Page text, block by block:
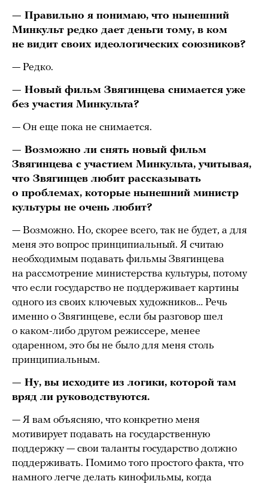
— Правильно я понимаю, что нынешний
Минкульт редко дает деньги тому, в ком
не видит своих идеологических союзников?
— Редко.
— Новый фильм Звягинцева снимается уже
без участия Минкульта?
— Он еще пока не снимается.
— Возможно ли снять новый фильм
Звягинцева с участием Минкульта, учитывая,
что Звягинцев любит рассказывать
о проблемах, которые нынешний министр
культуры не очень любит?
— Возможно. Но, скорее всего, так не будет, а для
меня это вопрос принципиальный. Я считаю
необходимым подавать фильмы Звягинцева
на рассмотрение министерства культуры, потому
что если государство не поддерживает картины
одного из своих ключевых художников… Речь
именно о Звягинцеве, если бы разговор шел
о каком-либо другом режиссере, менее
одаренном, это бы не было для меня столь
принципиальным.
— Ну, вы исходите из логики, которой там
вряд ли руководствуются.
— Я вам объясняю, что конкретно меня
мотивирует подавать на государственную
поддержку — свои таланты государство должно
поддерживать. Помимо того простого факта, что
намного легче делать кинофильмы, когда